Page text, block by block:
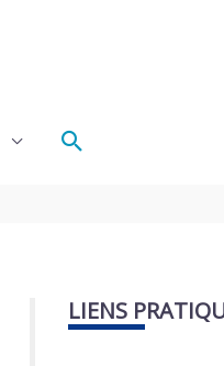
Rechercher
LIENS